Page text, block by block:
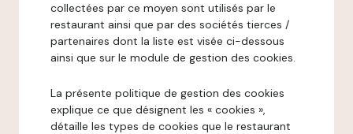
collectées par ce moyen sont utilisés par le
restaurant ainsi que par des sociétés tierces /
partenaires dont la liste est visée ci-dessous
ainsi que sur le module de gestion des cookies.
La présente politique de gestion des cookies
explique ce que désignent les « cookies »,
détaille les types de cookies que le restaurant